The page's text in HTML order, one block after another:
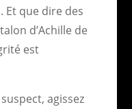
Et que dire des
d’Achille de
est
agissez